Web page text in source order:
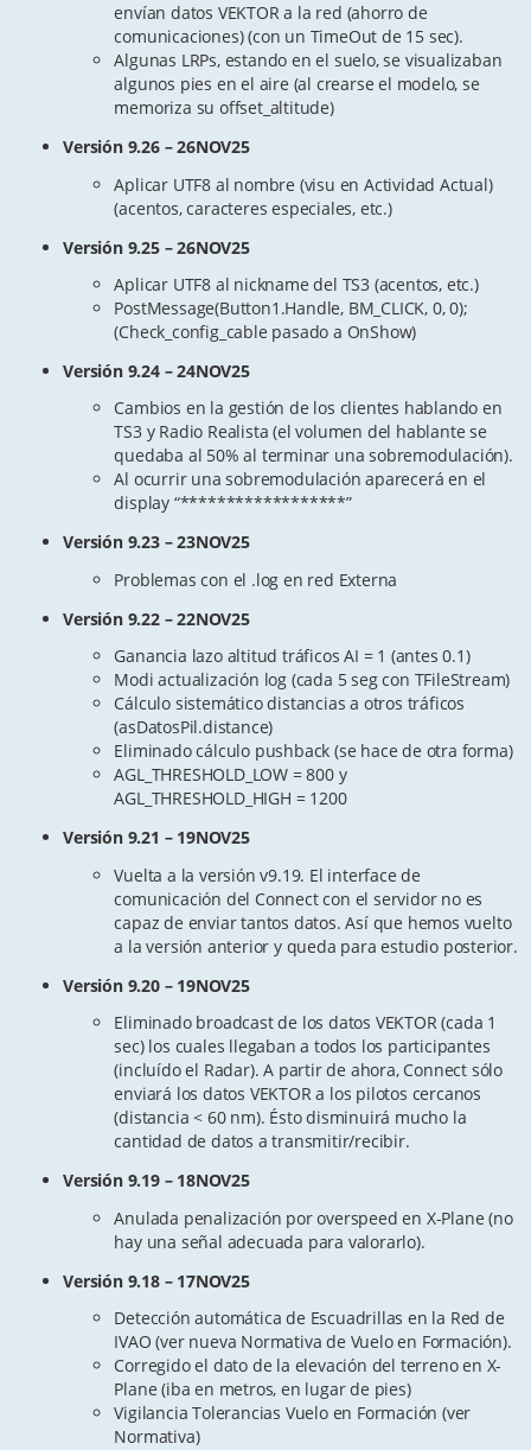
envían datos VEKTOR a la red (ahorro de
comunicaciones) (con un TimeOut de 15 sec).
Algunas LRPs, estando en el suelo, se visualizaban
algunos pies en el aire (al crearse el modelo, se
memoriza su offset_altitude)
Versión 9.26 – 26NOV25
Aplicar UTF8 al nombre (visu en Actividad Actual)
(acentos, caracteres especiales, etc.)
Versión 9.25 – 26NOV25
Aplicar UTF8 al nickname del TS3 (acentos, etc.)
PostMessage(Button1.Handle, BM_CLICK, 0, 0);
(Check_config_cable pasado a OnShow)
Versión 9.24 – 24NOV25
Cambios en la gestión de los clientes hablando en
TS3 y Radio Realista (el volumen del hablante se
quedaba al 50% al terminar una sobremodulación).
Al ocurrir una sobremodulación aparecerá en el
display “******************”
Versión 9.23 – 23NOV25
Problemas con el .log en red Externa
Versión 9.22 – 22NOV25
Ganancia lazo altitud tráficos AI = 1 (antes 0.1)
Modi actualización log (cada 5 seg con TFileStream)
Cálculo sistemático distancias a otros tráficos
(asDatosPil.distance)
Eliminado cálculo pushback (se hace de otra forma)
AGL_THRESHOLD_LOW = 800 y
AGL_THRESHOLD_HIGH = 1200
Versión 9.21 – 19NOV25
Vuelta a la versión v9.19. El interface de
comunicación del Connect con el servidor no es
capaz de enviar tantos datos. Así que hemos vuelto
a la versión anterior y queda para estudio posterior.
Versión 9.20 – 19NOV25
Eliminado broadcast de los datos VEKTOR (cada 1
sec) los cuales llegaban a todos los participantes
(incluído el Radar). A partir de ahora, Connect sólo
enviará los datos VEKTOR a los pilotos cercanos
(distancia < 60 nm). Ésto disminuirá mucho la
cantidad de datos a transmitir/recibir.
Versión 9.19 – 18NOV25
Anulada penalización por overspeed en X-Plane (no
hay una señal adecuada para valorarlo).
Versión 9.18 – 17NOV25
Detección automática de Escuadrillas en la Red de
IVAO (ver nueva Normativa de Vuelo en Formación).
Corregido el dato de la elevación del terreno en X-
Plane (iba en metros, en lugar de pies)
Vigilancia Tolerancias Vuelo en Formación (ver
Normativa)